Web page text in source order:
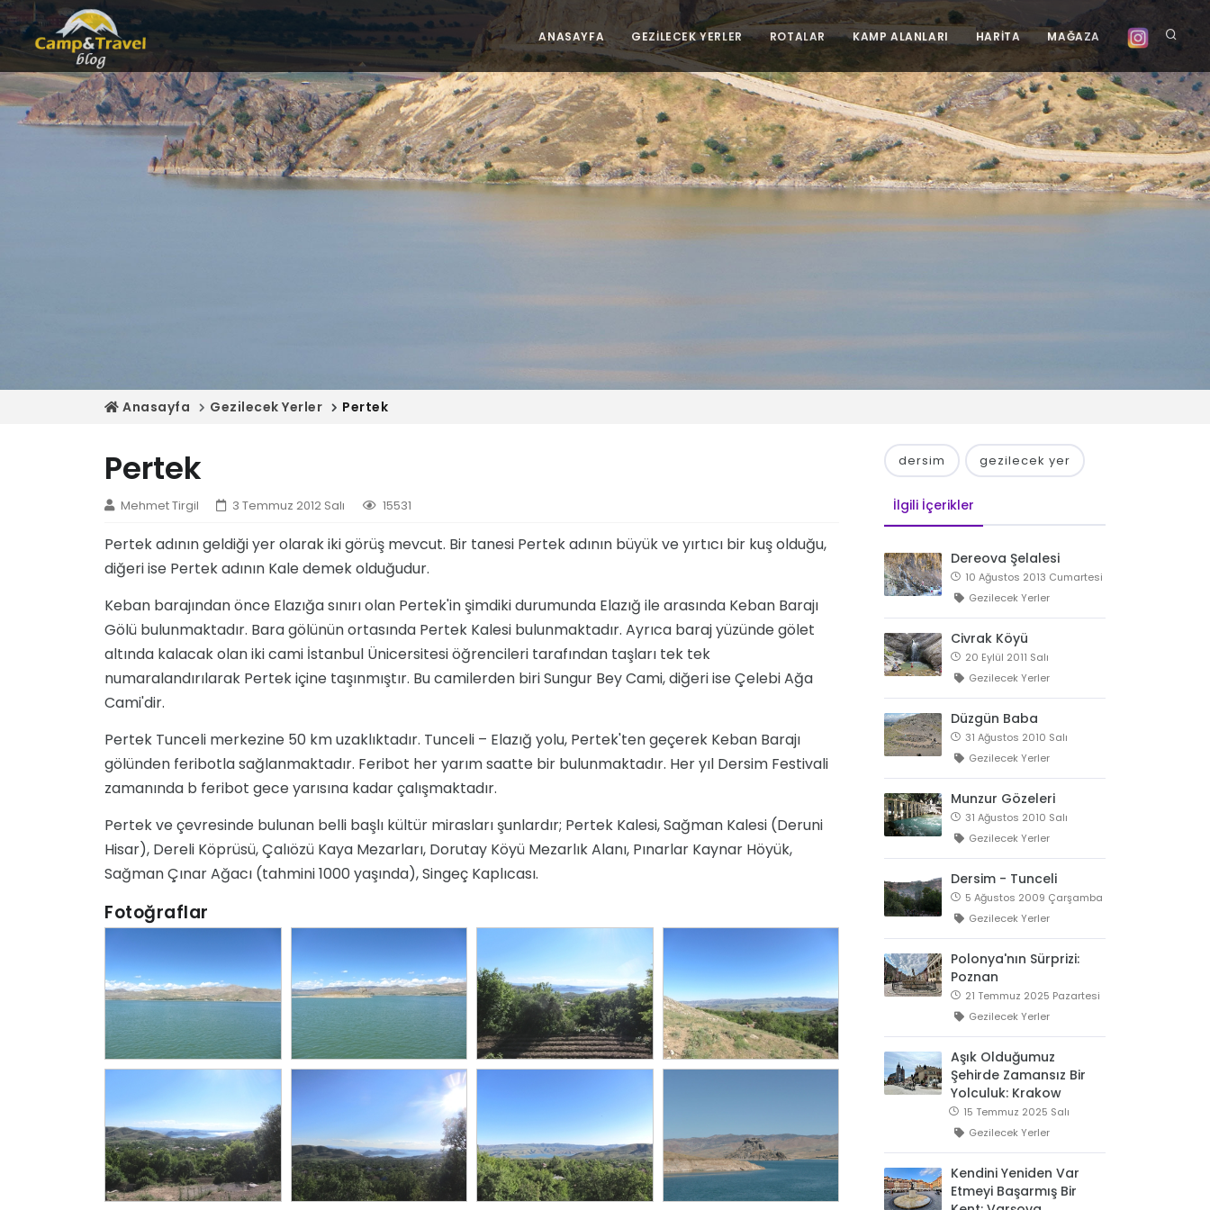
ANASAYFA GEZİLECEK YERLER ROTALAR KAMP ALANLARI HARİTA MAĞAZA
Anasayfa Gezilecek Yerler Pertek
Pertek
Mehmet Tirgil 3 Temmuz 2012 Salı 15531
Pertek adının geldiği yer olarak iki görüş mevcut. Bir tanesi Pertek adının büyük ve yırtıcı bir kuş olduğu,
diğeri ise Pertek adının Kale demek olduğudur.
Keban barajından önce Elazığa sınırı olan Pertek'in şimdiki durumunda Elazığ ile arasında Keban Barajı
Gölü bulunmaktadır. Bara gölünün ortasında Pertek Kalesi bulunmaktadır. Ayrıca baraj yüzünde gölet
altında kalacak olan iki cami İstanbul Ünicersitesi öğrencileri tarafından taşları tek tek
numaralandırılarak Pertek içine taşınmıştır. Bu camilerden biri Sungur Bey Cami, diğeri ise Çelebi Ağa
Cami'dir.
Pertek Tunceli merkezine 50 km uzaklıktadır. Tunceli – Elazığ yolu, Pertek'ten geçerek Keban Barajı
gölünden feribotla sağlanmaktadır. Feribot her yarım saatte bir bulunmaktadır. Her yıl Dersim Festivali
zamanında b feribot gece yarısına kadar çalışmaktadır.
Pertek ve çevresinde bulunan belli başlı kültür mirasları şunlardır; Pertek Kalesi, Sağman Kalesi (Deruni
Hisar), Dereli Köprüsü, Çalıözü Kaya Mezarları, Dorutay Köyü Mezarlık Alanı, Pınarlar Kaynar Höyük,
Sağman Çınar Ağacı (tahmini 1000 yaşında), Singeç Kaplıcası.
Fotoğraflar
dersim gezilecek yer
İlgili İçerikler
Dereova Şelalesi
10 Ağustos 2013 Cumartesi
Gezilecek Yerler
Civrak Köyü
20 Eylül 2011 Salı
Gezilecek Yerler
Düzgün Baba
31 Ağustos 2010 Salı
Gezilecek Yerler
Munzur Gözeleri
31 Ağustos 2010 Salı
Gezilecek Yerler
Dersim - Tunceli
5 Ağustos 2009 Çarşamba
Gezilecek Yerler
Polonya'nın Sürprizi:
Poznan
21 Temmuz 2025 Pazartesi
Gezilecek Yerler
Aşık Olduğumuz
Şehirde Zamansız Bir
Yolculuk: Krakow
15 Temmuz 2025 Salı
Gezilecek Yerler
Kendini Yeniden Var
Etmeyi Başarmış Bir